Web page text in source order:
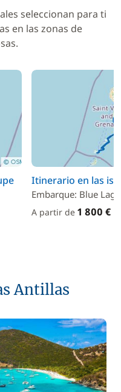
seleccionan para ti
en las zonas de
Itinerario en las
Embarque: Blue
A partir de 1 800 €
Antillas